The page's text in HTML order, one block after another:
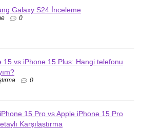
Galaxy S24 İnceleme
0
15 vs iPhone 15 Plus: Hangi telefonu
0
15 Pro vs Apple iPhone 15 Pro
Karşılaştırma